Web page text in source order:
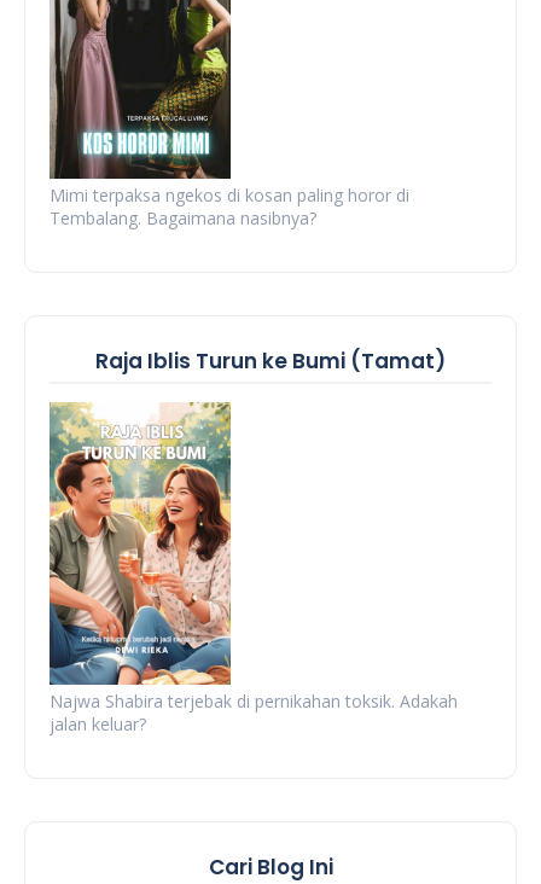
Mimi terpaksa ngekos di kosan paling horor di
Tembalang. Bagaimana nasibnya?
Raja Iblis Turun ke Bumi (Tamat)
Najwa Shabira terjebak di pernikahan toksik. Adakah
jalan keluar?
Cari Blog Ini